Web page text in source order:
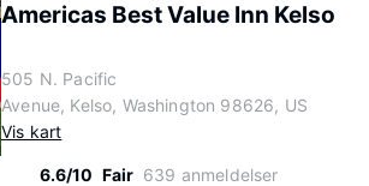
Americas Best Value Inn Kelso
505 N. Pacific
Avenue, Kelso, Washington 98626, US
Vis kart
6.6/10 Fair 639 anmeldelser